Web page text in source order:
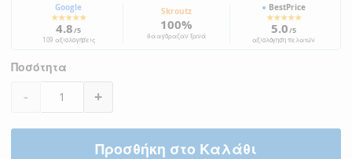
Google
★★★★★
4.8/5
109 αξιολογήσεις
Skroutz
100%
θα αγόραζαν ξανά
● BestPrice
★★★★★
5.0/5
αξιολόγηση πελατών
Ποσότητα
- +
Προσθήκη στο Καλάθι